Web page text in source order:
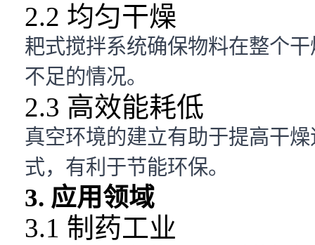
2.2 均匀干燥
耙式搅拌系统确保物料在整个
不足的情况。
2.3 高效能耗低
真空环境的建立有助于提高干
式，有利于节能环保。
3. 应用领域
3.1 制药工业